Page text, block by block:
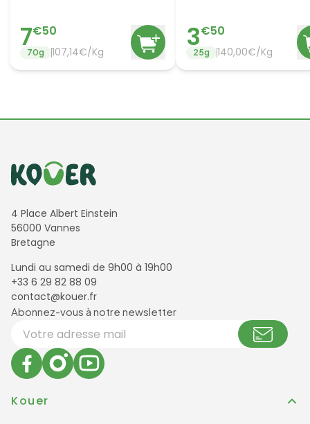
7€50
70g 107,14€/Kg 3€50
25g 140,00€/Kg
Informations de contact
4 Place Albert Einstein
56000 Vannes
Bretagne
Lundi au samedi de 9h00 à 19h00
+33 6 29 82 88 09
contact@kouer.fr
Newsletter et réseaux sociaux
Abonnez-vous à notre newsletter
Votre adresse email
Kouer